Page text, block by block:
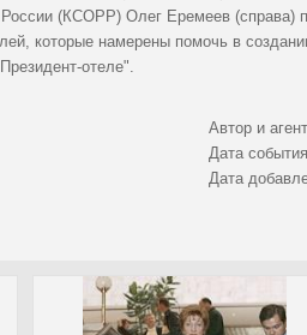
(КСОРР) Олег Еремеев (справа)
которые намерены помочь в
отеле".
Автор и
Дата
Дата